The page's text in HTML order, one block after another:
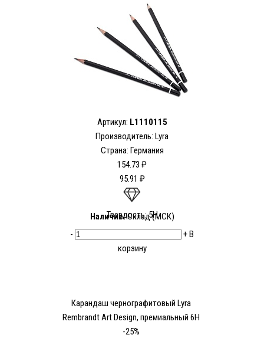
Артикул: L1110115
Производитель: Lyra
Страна: Германия
154.73 ₽
95.91 ₽
Твердость: 5H
Наличие:Склад (МСК)
-
+В
корзину
Карандаш чернографитовый Lyra
Rembrandt Art Design, премиальный 6Н
-25%